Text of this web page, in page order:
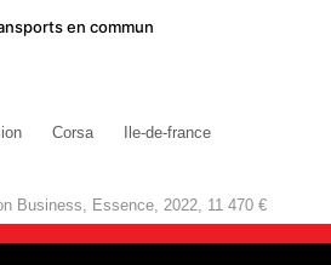
en commun
Corsa
Ile-de-france
Business, Essence, 2022, 11 470 €